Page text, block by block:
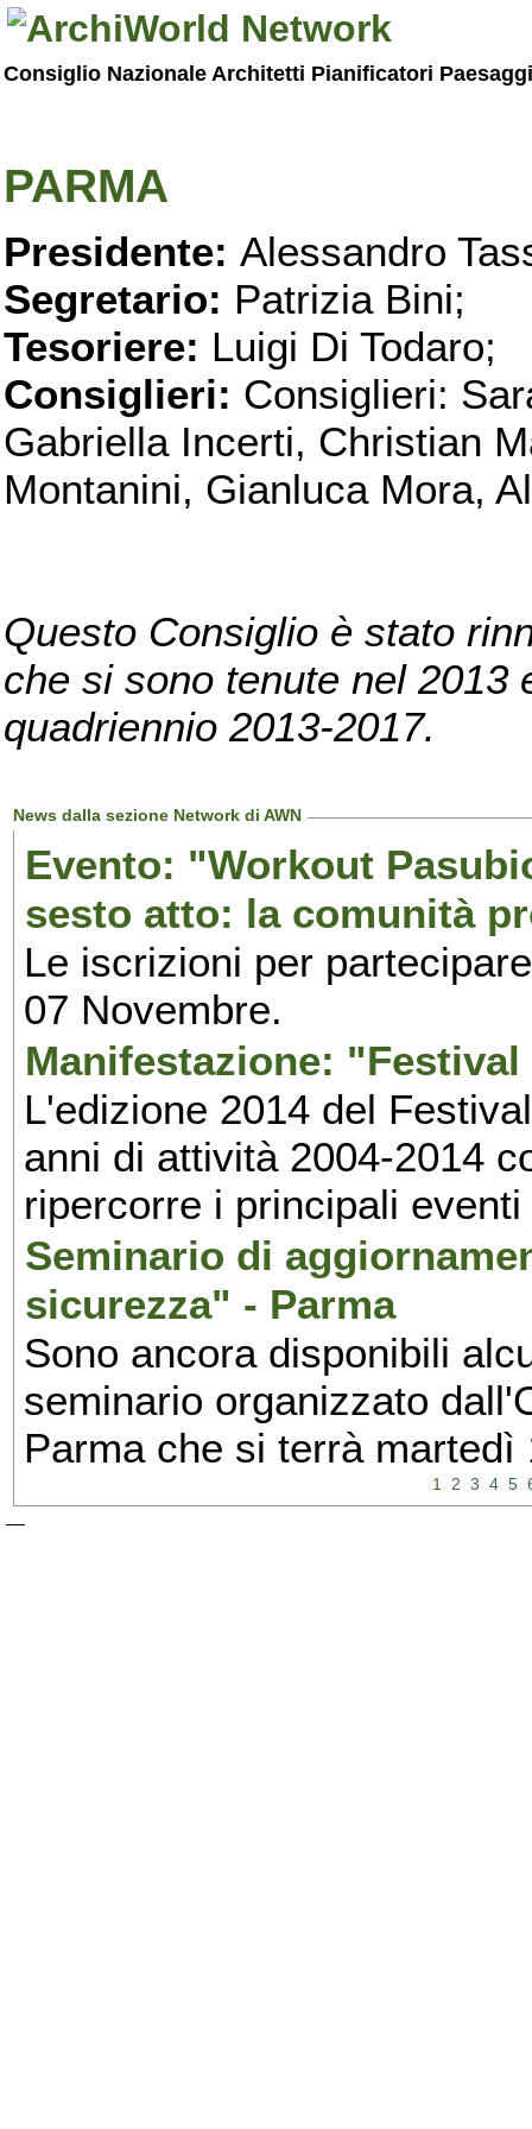
Consiglio Nazionale Architetti Pianificatori
PARMA
Presidente: Alessandro
Segretario: Patrizia Bini;
Tesoriere: Luigi Di Todaro;
Consiglieri: Consiglieri:
Gabriella Incerti, Christian
Montanini, Gianluca Mora,
Questo Consiglio è stato
che si sono tenute nel 2013
quadriennio 2013-2017.
News dalla sezione Network di AWN
Evento: "Workout
sesto atto: la comunità
Le iscrizioni per
07 Novembre.
Manifestazione:
L'edizione 2014 del
anni di attività 2004-2014
ripercorre i principali
Seminario di
sicurezza" - Parma
Sono ancora disponibili
seminario organizzato
Parma che si terrà martedì
1 2 3 4 5